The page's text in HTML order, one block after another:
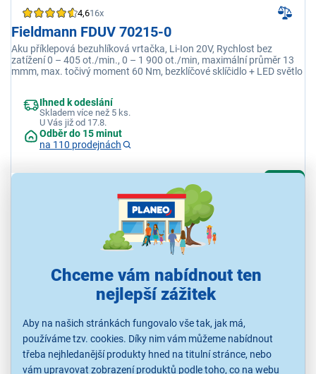
Chceme vám nabídnout ten
nejlepší zážitek
Aby na našich stránkách fungovalo vše tak, jak má,
používáme tzv. cookies. Díky nim vám můžeme nabídnout
třeba nejhledanější produkty hned na titulní stránce, nebo
vám upravovat zobrazení produktů podle toho, co na webu
4,616x
Fieldmann FDUV 70215-0
Aku příklepová bezuhlíková vrtačka, Li-Ion 20V, Rychlost bez
zatížení 0 – 405 ot./min., 0 – 1 900 ot./min, maximální průměr 13
mmm, max. točivý moment 60 Nm, bezklíčové sklíčidlo + LED světlo
Ihned k odeslání
Skladem více než 5 ks.
U Vás již od 17.8.
Odběr do 15 minut
na 110 prodejnách
4,85x